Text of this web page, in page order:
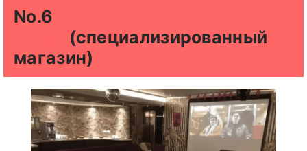
No.6
(специализированный
магазин)